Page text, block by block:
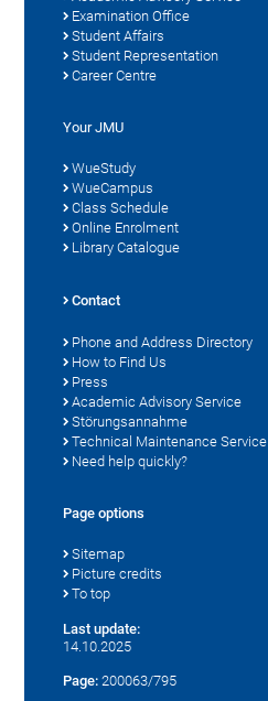
Examination Office
Student Affairs
Student Representation
Career Centre
Your JMU
WueStudy
WueCampus
Class Schedule
Online Enrolment
Library Catalogue
Contact
Phone and Address Directory
How to Find Us
Press
Academic Advisory Service
Störungsannahme
Technical Maintenance Service
Need help quickly?
Page options
Sitemap
Picture credits
To top
Last update:
14.10.2025
Page: 200063/795